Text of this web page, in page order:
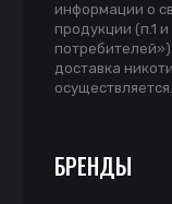
информации о
продукции (п.1
доставка
осуществляется.
БРЕНДЫ